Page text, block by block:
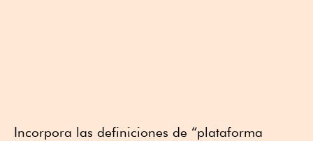
Incorpora las definiciones de “plataforma